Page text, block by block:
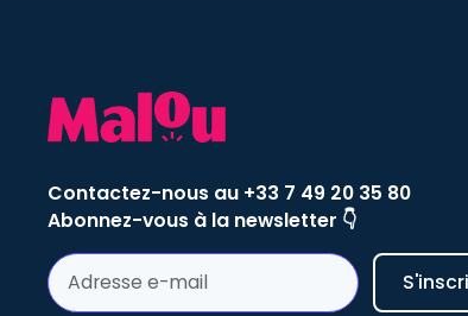
Contactez-nous au +33 7 49 20 35 80
Abonnez-vous à la newsletter 👇